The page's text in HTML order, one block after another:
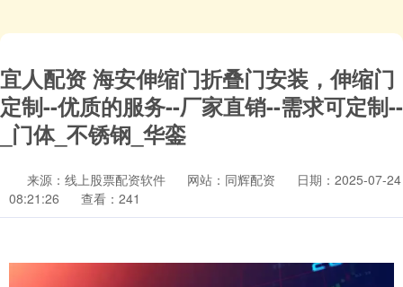
宜人配资 海安伸缩门折叠门安装，伸缩门
定制--优质的服务--厂家直销--需求可定制--
_门体_不锈钢_华銮
来源：线上股票配资软件 网站：同辉配资
日期：2025-07-24
08:21:26
查看：241